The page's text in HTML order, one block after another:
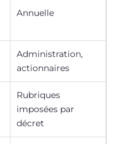
Annuelle
Administration,
actionnaires
Rubriques
imposées par
décret